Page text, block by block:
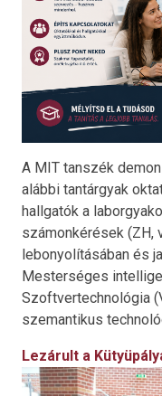
A MIT tanszék
alábbi tantárgyak
hallgatók a
számonkérések (ZH,
lebonyolításában és
Mesterséges
Szoftvertechnológia
szemantikus
Lezárult a